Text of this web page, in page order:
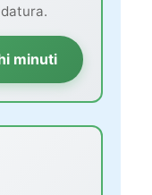
minuti